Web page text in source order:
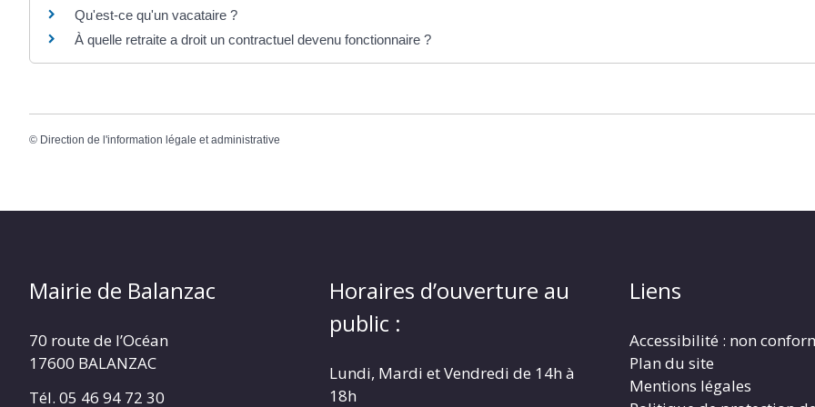
Qu'est-ce qu'un vacataire ?
À quelle retraite a droit un contractuel devenu fonctionnaire ?
© Direction de l'information légale et administrative
Mairie de Balanzac
70 route de l’Océan
17600 BALANZAC
Tél. 05 46 94 72 30
Horaires d’ouverture au
public :
Lundi, Mardi et Vendredi de 14h à
18h
Liens
Accessibilité : non
Plan du site
Mentions légales